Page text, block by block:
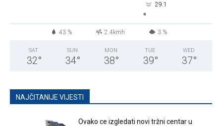
29.1
°
43 % 2.4kmh 3 %
SAT
32°
SUN
34°
MON
38°
TUE
39°
WED
37°
NAJČITANIJE VIJESTI
Ovako ce izgledati novi tržni centar u